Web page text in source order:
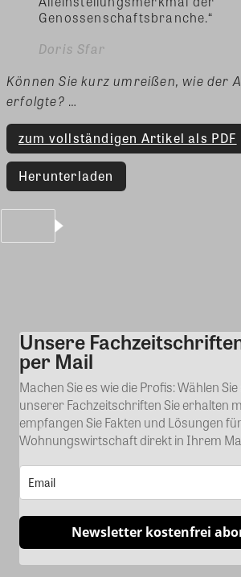
Genossenschaftsbranche.“
Doris Sfar
Können Sie kurz umreißen, wie der
erfolgte? …
zum vollständigen Artikel als PDF
Herunterladen
Kommentar
Unsere
per Mail
Machen Sie es wie die Profis: Wählen
unserer Fachzeitschriften Sie erhalten
empfangen Sie Fakten und Lösungen
Wohnungswirtschaft direkt in Ihrem
Newsletter kostenfrei